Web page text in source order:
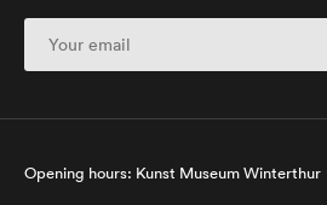
Opening hours: Kunst Museum Winterthur